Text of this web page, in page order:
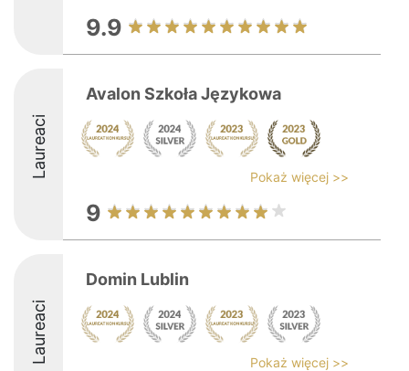
9.9
Laureaci
Avalon Szkoła Językowa
Pokaż więcej >>
9
Laureaci
Domin Lublin
Pokaż więcej >>